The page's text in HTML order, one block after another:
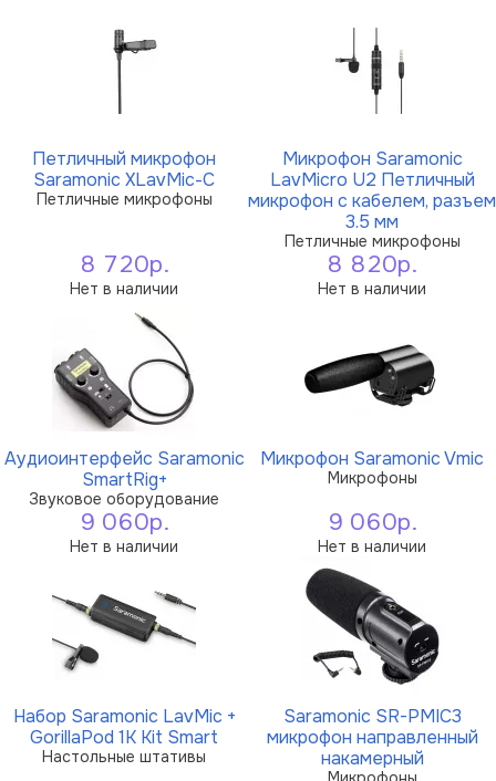
Петличный микрофон
Saramonic XLavMic-C
Петличные микрофоны
8 720р.
Нет в наличии
Микрофон Saramonic
LavMicro U2 Петличный
микрофон с кабелем, разъем
3.5 мм
Петличные микрофоны
8 820р.
Нет в наличии
Аудиоинтерфейс Saramonic
SmartRig+
Звуковое оборудование
9 060р.
Нет в наличии
Микрофон Saramonic Vmic
Микрофоны
9 060р.
Нет в наличии
Набор Saramonic LavMic +
GorillaPod 1K Kit Smart
Настольные штативы
Saramonic SR-PMIC3
микрофон направленный
накамерный